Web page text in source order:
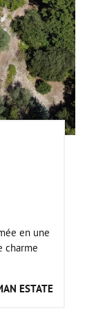
en une
charme
ESTATE